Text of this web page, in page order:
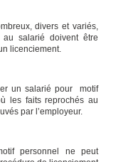
divers et variés,
salarié doivent être
licenciement.
un salarié pour motif
les faits reprochés au
par l’employeur.
personnel ne peut